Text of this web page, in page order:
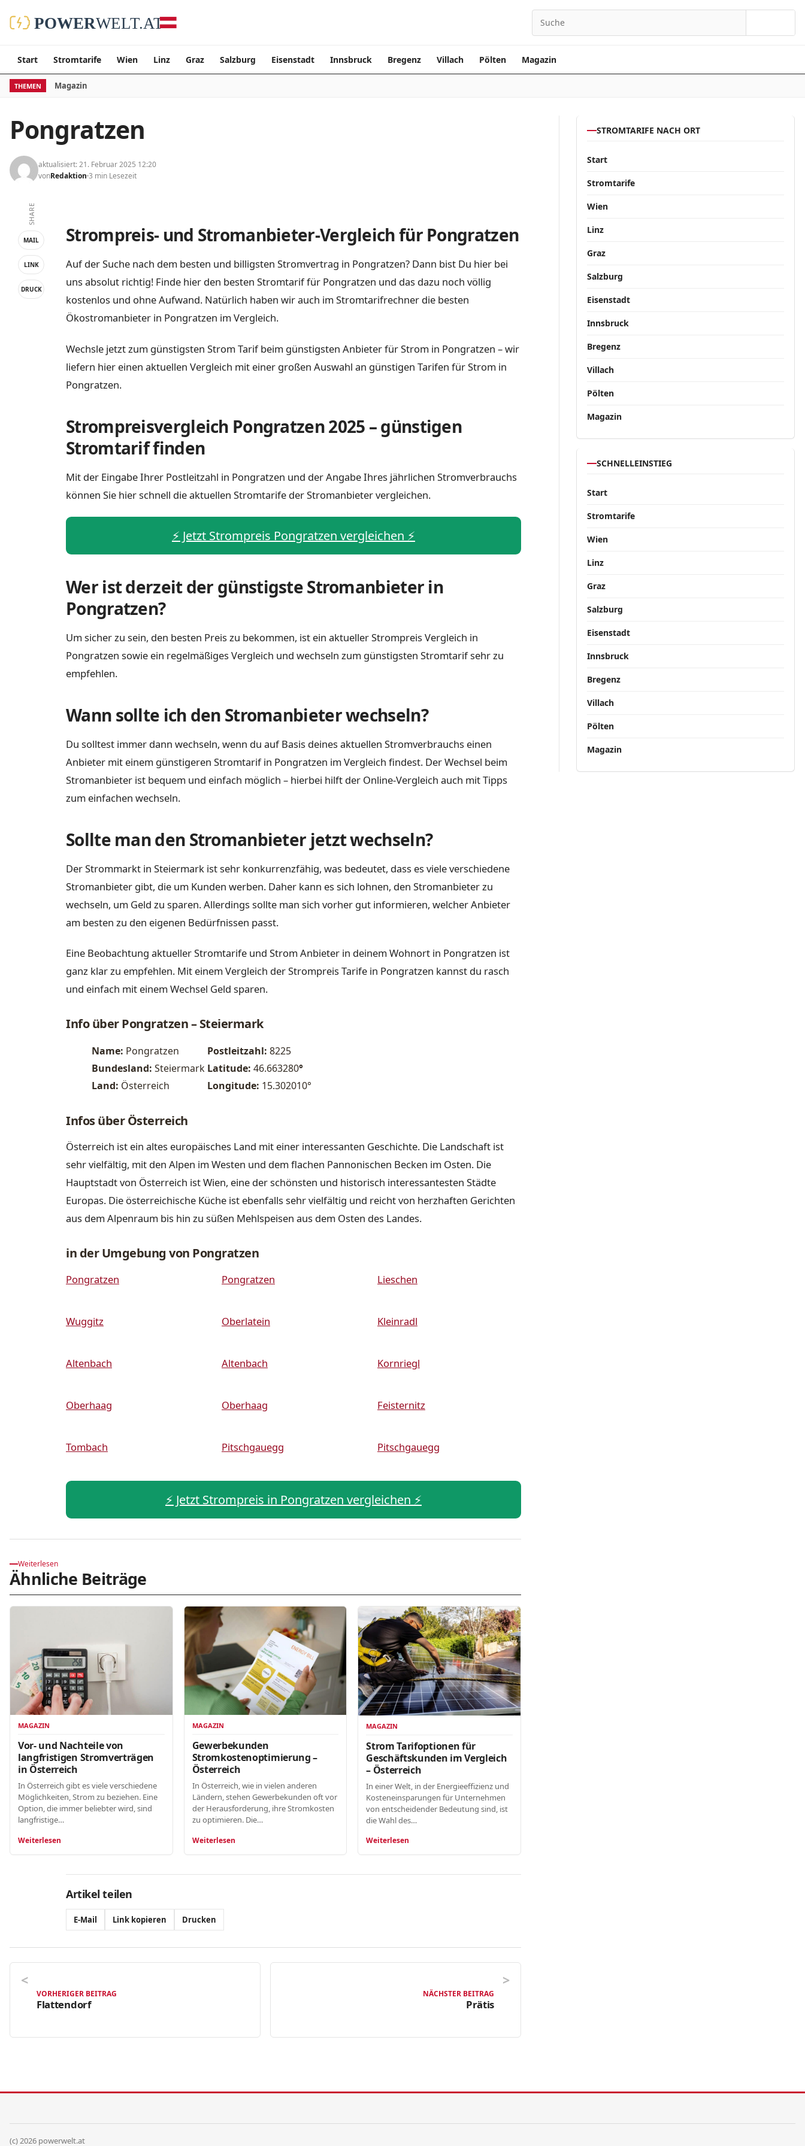
Start Stromtarife Wien Linz Graz Salzburg Eisenstadt Innsbruck Bregenz Villach Pölten Magazin
THEMEN Magazin
Pongratzen
aktualisiert: 21. Februar 2025 12:20
vonRedaktion 3 min Lesezeit
SHARE
MAIL
LINK
DRUCK
Strompreis- und Stromanbieter-Vergleich für Pongratzen
Auf der Suche nach dem besten und billigsten Stromvertrag in Pongratzen? Dann bist Du hier bei
uns absolut richtig! Finde hier den besten Stromtarif für Pongratzen und das dazu noch völlig
kostenlos und ohne Aufwand. Natürlich haben wir auch im Stromtarifrechner die besten
Ökostromanbieter in Pongratzen im Vergleich.
Wechsle jetzt zum günstigsten Strom Tarif beim günstigsten Anbieter für Strom in Pongratzen – wir
liefern hier einen aktuellen Vergleich mit einer großen Auswahl an günstigen Tarifen für Strom in
Pongratzen.
Strompreisvergleich Pongratzen 2025 – günstigen
Stromtarif finden
Mit der Eingabe Ihrer Postleitzahl in Pongratzen und der Angabe Ihres jährlichen Stromverbrauchs
können Sie hier schnell die aktuellen Stromtarife der Stromanbieter vergleichen.
⚡️ Jetzt Strompreis Pongratzen vergleichen ⚡️
Wer ist derzeit der günstigste Stromanbieter in
Pongratzen?
Um sicher zu sein, den besten Preis zu bekommen, ist ein aktueller Strompreis Vergleich in
Pongratzen sowie ein regelmäßiges Vergleich und wechseln zum günstigsten Stromtarif sehr zu
empfehlen.
Wann sollte ich den Stromanbieter wechseln?
Du solltest immer dann wechseln, wenn du auf Basis deines aktuellen Stromverbrauchs einen
Anbieter mit einem günstigeren Stromtarif in Pongratzen im Vergleich findest. Der Wechsel beim
Stromanbieter ist bequem und einfach möglich – hierbei hilft der Online-Vergleich auch mit Tipps
zum einfachen wechseln.
Sollte man den Stromanbieter jetzt wechseln?
Der Strommarkt in Steiermark ist sehr konkurrenzfähig, was bedeutet, dass es viele verschiedene
Stromanbieter gibt, die um Kunden werben. Daher kann es sich lohnen, den Stromanbieter zu
wechseln, um Geld zu sparen. Allerdings sollte man sich vorher gut informieren, welcher Anbieter
am besten zu den eigenen Bedürfnissen passt.
Eine Beobachtung aktueller Stromtarife und Strom Anbieter in deinem Wohnort in Pongratzen ist
ganz klar zu empfehlen. Mit einem Vergleich der Strompreis Tarife in Pongratzen kannst du rasch
und einfach mit einem Wechsel Geld sparen.
Info über Pongratzen – Steiermark
Name: Pongratzen Postleitzahl: 8225
Bundesland: Steiermark Latitude: 46.663280°
Land: Österreich Longitude: 15.302010°
Infos über Österreich
Österreich ist ein altes europäisches Land mit einer interessanten Geschichte. Die Landschaft ist
sehr vielfältig, mit den Alpen im Westen und dem flachen Pannonischen Becken im Osten. Die
Hauptstadt von Österreich ist Wien, eine der schönsten und historisch interessantesten Städte
Europas. Die österreichische Küche ist ebenfalls sehr vielfältig und reicht von herzhaften Gerichten
aus dem Alpenraum bis hin zu süßen Mehlspeisen aus dem Osten des Landes.
in der Umgebung von Pongratzen
Pongratzen Pongratzen Lieschen
Wuggitz Oberlatein Kleinradl
Altenbach Altenbach Kornriegl
Oberhaag Oberhaag Feisternitz
Tombach Pitschgauegg Pitschgauegg
⚡️ Jetzt Strompreis in Pongratzen vergleichen ⚡️
Weiterlesen
Ähnliche Beiträge
MAGAZIN
Vor- und Nachteile von
langfristigen Stromverträgen
in Österreich
In Österreich gibt es viele verschiedene
Möglichkeiten, Strom zu beziehen. Eine
Option, die immer beliebter wird, sind
langfristige…
Weiterlesen
MAGAZIN
Gewerbekunden
Stromkostenoptimierung –
Österreich
In Österreich, wie in vielen anderen
Ländern, stehen Gewerbekunden oft vor
der Herausforderung, ihre Stromkosten
zu optimieren. Die…
Weiterlesen
MAGAZIN
Strom Tarifoptionen für
Geschäftskunden im Vergleich
– Österreich
In einer Welt, in der Energieeffizienz und
Kosteneinsparungen für Unternehmen
von entscheidender Bedeutung sind, ist
die Wahl des…
Weiterlesen
Artikel teilen
E-Mail Link kopieren Drucken
VORHERIGER BEITRAG
Flattendorf
NÄCHSTER BEITRAG
Prätis
STROMTARIFE NACH ORT
Start
Stromtarife
Wien
Linz
Graz
Salzburg
Eisenstadt
Innsbruck
Bregenz
Villach
Pölten
Magazin
SCHNELLEINSTIEG
Start
Stromtarife
Wien
Linz
Graz
Salzburg
Eisenstadt
Innsbruck
Bregenz
Villach
Pölten
Magazin
(c) 2026 powerwelt.at